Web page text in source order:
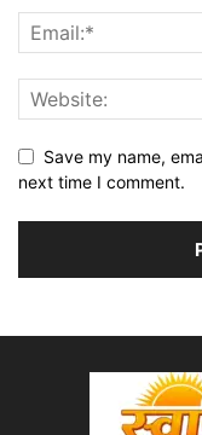
Save my name,
next time I comment.